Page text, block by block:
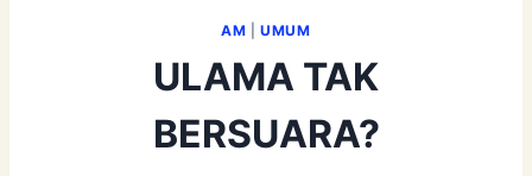
AM |UMUM
ULAMA TAK
BERSUARA?